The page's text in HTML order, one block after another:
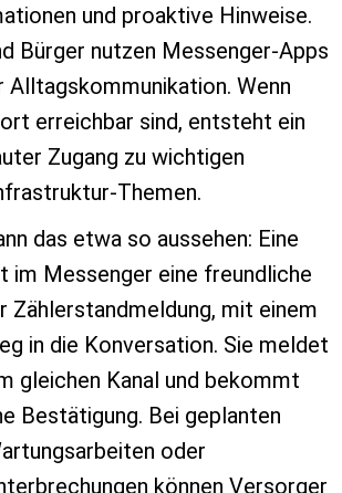
und proaktive Hinweise.
Bürger nutzen Messenger‑Apps
Alltagskommunikation. Wenn
erreichbar sind, entsteht ein
Zugang zu wichtigen
das etwa so aussehen: Eine
im Messenger eine freundliche
Zählerstandmeldung, mit einem
in die Konversation. Sie meldet
gleichen Kanal und bekommt
Bestätigung. Bei geplanten
oder
können Versorger